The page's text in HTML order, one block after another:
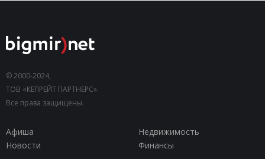
© 2000-2024,
ТОВ «КЕПРЕЙТ ПАРТНЕРС».
Все права защищены.
Афиша
Недвижимость
Новости
Финансы